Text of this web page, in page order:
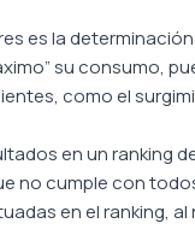
la
su consumo,
como el
en un ranking
no cumple con
en el ranking,